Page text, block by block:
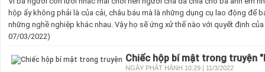
hộp ấy không phải là của cải, châu báu mà là những dụng cụ lao động để
những nghề nghiệp khác nhau. Vậy họ sẽ ứng xử thế nào với quyết định
07/03/2022)
Chiếc hộp bí mật trong truyện
NGÀY PHÁT HÀNH 10:29 | 11/3/2022